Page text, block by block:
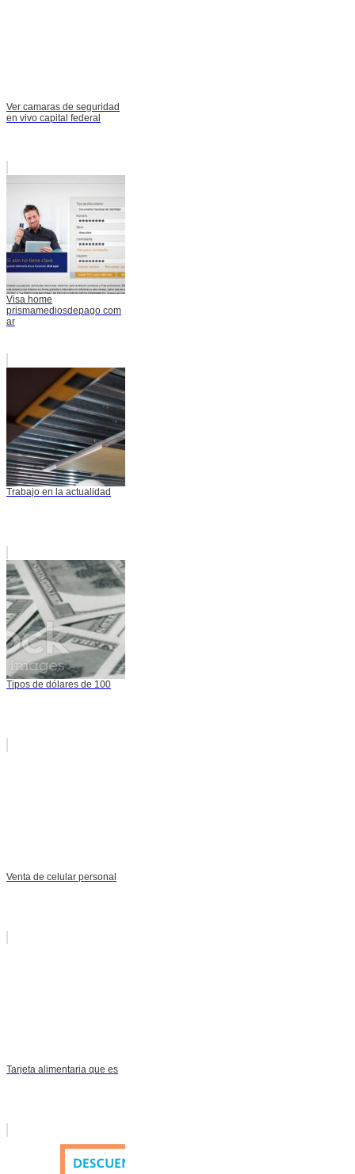
Ver camaras de seguridad
en vivo capital federal
Visa home
prismamediosdepago com
ar
Trabajo en la actualidad
Tipos de dólares de 100
Venta de celular personal
Tarjeta alimentaria que es